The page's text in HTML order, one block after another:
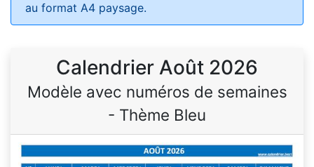
au format A4 paysage.
Calendrier Août 2026
Modèle avec numéros de semaines
- Thème Bleu